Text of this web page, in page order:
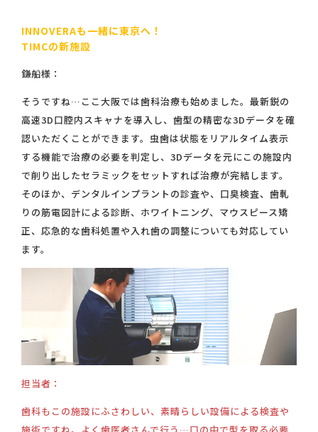
INNOVERAも一緒に東京へ！
TIMCの新施設
鎌船様：
そうですね…ここ大阪では歯科治療も始めました。最新鋭の
高速3D口腔内スキャナを導入し、歯型の精密な3Dデータを確
認いただくことができます。虫歯は状態をリアルタイム表示
する機能で治療の必要を判定し、3Dデータを元にこの施設内
で削り出したセラミックをセットすれば治療が完結します。
そのほか、デンタルインプラントの診査や、口臭検査、歯軋
りの筋電図計による診断、ホワイトニング、マウスピース矯
正、応急的な歯科処置や入れ歯の調整についても対応してい
ます。
担当者：
歯科もこの施設にふさわしい、素晴らしい設備による検査や